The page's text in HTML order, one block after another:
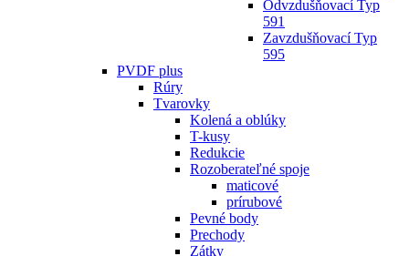
Odvzdušňovací Typ
591
Zavzdušňovací Typ
595
PVDF plus
Rúry
Tvarovky
Kolená a oblúky
T-kusy
Redukcie
Rozoberateľné spoje
maticové
prírubové
Pevné body
Prechody
Zátky